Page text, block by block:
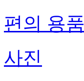
편의 용품
사진